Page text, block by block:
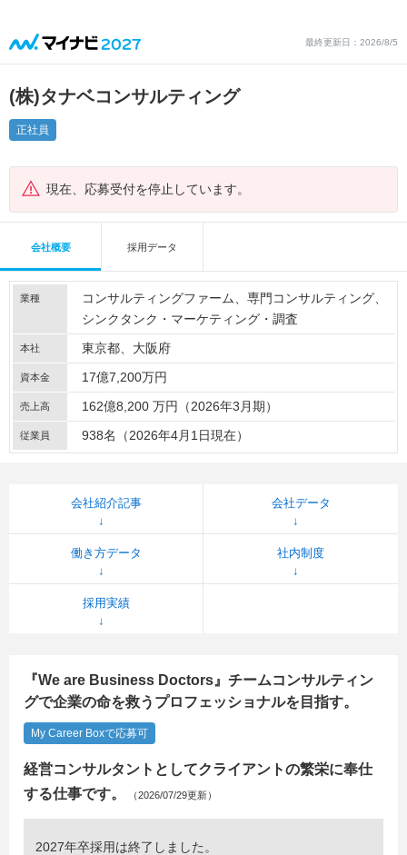
最終更新日：2026/8/5
(株)タナベコンサルティング
正社員
現在、応募受付を停止しています。
会社概要 採用データ
業種 コンサルティングファーム
専門コンサルティング
シンクタンク・マーケティング・調査
本社 東京都、大阪府
資本金 17億7,200万円
売上高 162億8,200 万円（2026年3月期）
従業員 938名（2026年4月1日現在）
会社紹介記事 会社データ
働き方データ 社内制度
採用実績
『We are Business Doctors』チームコンサルティン
グで企業の命を救うプロフェッショナルを目指す。
My Career Boxで応募可
経営コンサルタントとしてクライアントの繁栄に奉仕
する仕事です。
（2026/07/29更新）
2027年卒採用は終了しました。